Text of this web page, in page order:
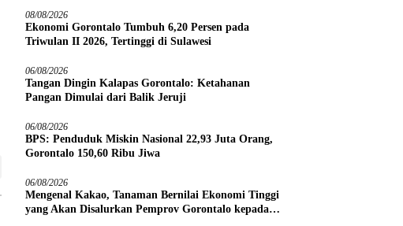
08/08/2026
Ekonomi Gorontalo Tumbuh 6,20 Persen pada
Triwulan II 2026, Tertinggi di Sulawesi
06/08/2026
Tangan Dingin Kalapas Gorontalo: Ketahanan
Pangan Dimulai dari Balik Jeruji
06/08/2026
BPS: Penduduk Miskin Nasional 22,93 Juta Orang,
Gorontalo 150,60 Ribu Jiwa
06/08/2026
Mengenal Kakao, Tanaman Bernilai Ekonomi Tinggi
yang Akan Disalurkan Pemprov Gorontalo kepada